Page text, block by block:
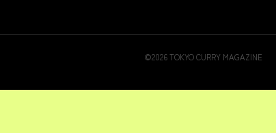
©2026TOKYO CURRY MAGAZINE